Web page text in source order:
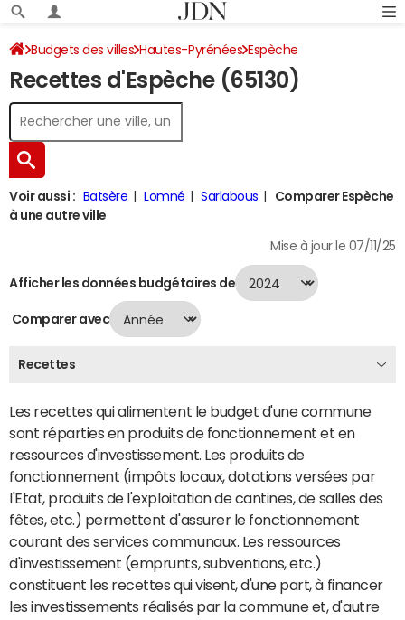
Budgets des villes Hautes-Pyrénées Espèche
Recettes 2024
Recettes d'Espèche (65130)
Voir aussi : Batsère Lomné Sarlabous
Comparer Espèche
à une autre ville
Mise à jour le 07/11/25
Afficher les données budgétaires de
Comparer avec
Recettes
Les recettes qui alimentent le budget d'une commune
sont réparties en produits de fonctionnement et en
ressources d'investissement. Les produits de
fonctionnement (impôts locaux, dotations versées par
l'Etat, produits de l'exploitation de cantines, de salles des
fêtes, etc.) permettent d'assurer le fonctionnement
courant des services communaux. Les ressources
d'investissement (emprunts, subventions, etc.)
constituent les recettes qui visent, d'une part, à financer
les investissements réalisés par la commune et, d'autre